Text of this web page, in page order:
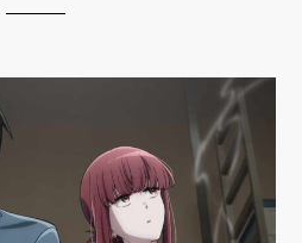
這個零售業的全新物種，重